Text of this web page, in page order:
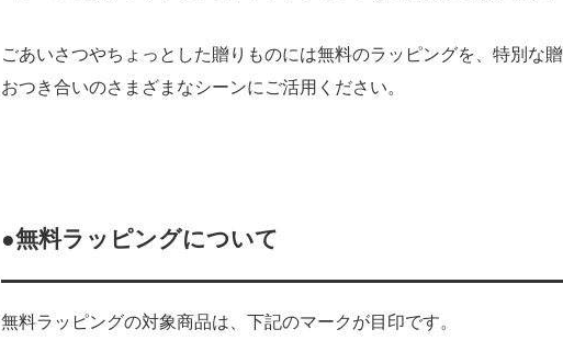
ごあいさつやちょっとした贈りものには無料のラッピングを、特別な
おつき合いのさまざまなシーンにご活用ください。
●無料ラッピングについて
無料ラッピングの対象商品は、下記のマークが目印です。